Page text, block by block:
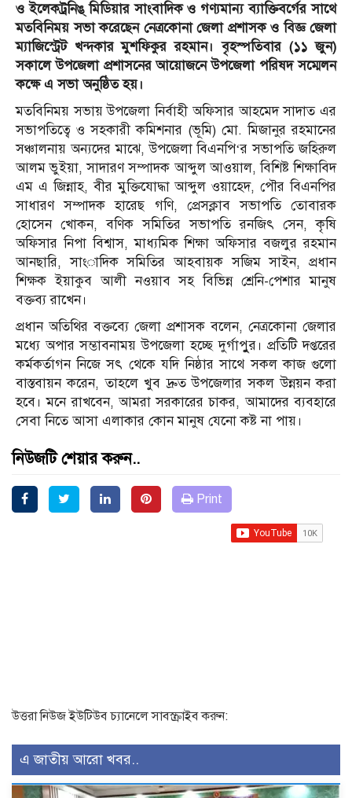
ও ইলেকট্রনিঙ্ মিডিয়ার সাংবাদিক ও গণ্যমান্য ব্যাক্তিবর্গের সাথে
মতবিনিময় সভা করেছেন নেত্রকোনা জেলা প্রশাসক ও বিজ্ঞ জেলা
ম্যাজিস্ট্রেট খন্দকার মুশফিকুর রহমান। বৃহস্পতিবার (১১ জুন)
সকালে ‎উপজেলা প্রশাসনের আয়োজনে উপজেলা পরিষদ সম্মেলন
কক্ষে এ সভা অনুষ্ঠিত হয়।
মতবিনিময় সভায় উপজেলা নির্বাহী অফিসার আহমেদ সাদাত এর
সভাপতিত্বে ও সহকারী কমিশনার (ভূমি) মো. মিজানুর রহমানের
সঞ্চালনায় অন্যদের মাঝে, উপজেলা বিএনপি‘র সভাপতি জহিরুল
আলম ভুইয়া, সাদারণ সম্পাদক আব্দুল আওয়াল, বিশিষ্ট শিক্ষাবিদ
এম এ জিন্নাহ, বীর মুক্তিযোদ্ধা আব্দুল ওয়াহেদ, পৌর বিএনপির
সাধারণ সম্পাদক হারেছ গণি, প্রেসক্লাব সভাপতি তোবারক
হোসেন খোকন, বণিক সমিতির সভাপতি রনজিৎ সেন, কৃষি
অফিসার নিপা বিশ্বাস, মাধ্যমিক শিক্ষা অফিসার বজলুর রহমান
আনছারি, সাংাদিক সমিতির আহবায়ক সজিম সাইন, প্রধান
শিক্ষক ইয়াকুব আলী নওয়াব সহ বিভিন্ন শ্রেনি-পেশার মানুষ
বক্তব্য রাখেন।
প্রধান অতিথির বক্তব্যে জেলা প্রশাসক বলেন, নেত্রকোনা জেলার
মধ্যে অপার সম্ভাবনাময় উপজেলা হচ্ছে দুর্গাপুুর। প্রতিটি দপ্তরের
কর্মকর্তাগন নিজে সৎ থেকে যদি নিষ্ঠার সাথে সকল কাজ গুলো
বাস্তবায়ন করেন, তাহলে খুব দ্রুত উপজেলার সকল উন্নয়ন করা
হবে। মনে রাখবেন, আমরা সরকারের চাকর, আমাদের ব্যবহারে
সেবা নিতে আসা এলাকার কোন মানুষ যেনো কষ্ট না পায়।
নিউজটি শেয়ার করুন..
Print
উত্তরা নিউজ ইউটিউব চ্যানেলে সাবস্ক্রাইব করুন:
এ জাতীয় আরো খবর..